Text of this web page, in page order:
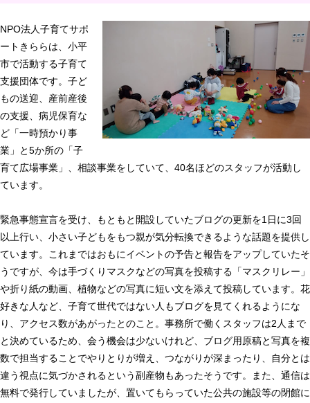
NPO法人子育てサポ
ートきららは、小平
市で活動する子育て
支援団体です。子ど
もの送迎、産前産後
の支援、病児保育な
ど「一時預かり事
業」と5か所の「子
育て広場事業」、相談事業をしていて、40名ほどのスタッフが活動し
ています。
緊急事態宣言を受け、もともと開設していたブログの更新を1日に3回
以上行い、小さい子どもをもつ親が気分転換できるような話題を提供し
ています。これまではおもにイベントの予告と報告をアップしていたそ
うですが、今は手づくりマスクなどの写真を投稿する「マスクリレー」
や折り紙の動画、植物などの写真に短い文を添えて投稿しています。花
好きな人など、子育て世代ではない人もブログを見てくれるようにな
り、アクセス数があがったとのこと。事務所で働くスタッフは2人まで
と決めているため、会う機会は少ないけれど、ブログ用原稿と写真を複
数で担当することでやりとりが増え、つながりが深まったり、自分とは
違う視点に気づかされるという副産物もあったそうです。また、通信は
無料で発行していましたが、置いてもらっていた公共の施設等の閉館に